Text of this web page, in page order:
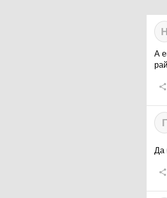
Н
А
Г
Да